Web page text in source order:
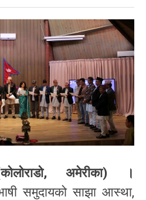
अमेरीका) ।
समुदायको साझा आस्था,